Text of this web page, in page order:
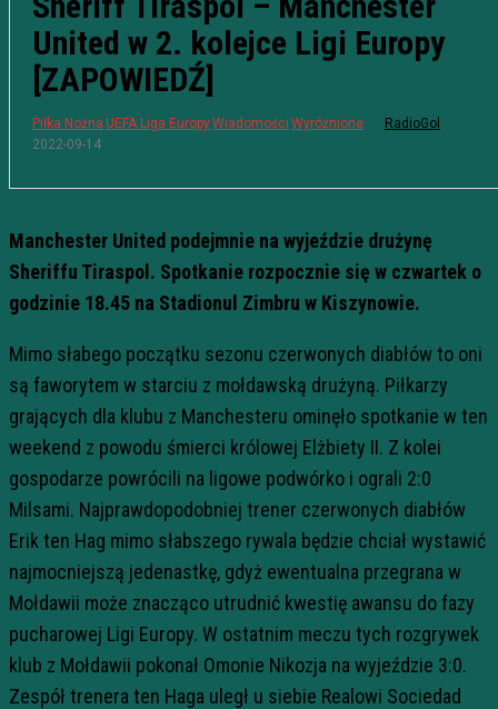
United w 2. kolejce Ligi Europy
[ZAPOWIEDŹ]
Piłka Nożna UEFA Liga EuropyWiadomości Wyróżnione
RadioGol
2022-09-14
Manchester United podejmnie na wyjeździe drużynę
Sheriffu Tiraspol. Spotkanie rozpocznie się w czwartek o
godzinie 18.45 na Stadionul Zimbru w Kiszynowie.
Mimo słabego początku sezonu czerwonych diabłów to oni
są faworytem w starciu z mołdawską drużyną. Piłkarzy
grających dla klubu z Manchesteru ominęło spotkanie w ten
weekend z powodu śmierci królowej Elżbiety II. Z kolei
gospodarze powrócili na ligowe podwórko i ograli 2:0
Milsami. Najprawdopodobniej trener czerwonych diabłów
Erik ten Hag mimo słabszego rywala będzie chciał wystawić
najmocniejszą jedenastkę, gdyż ewentualna przegrana w
Mołdawii może znacząco utrudnić kwestię awansu do fazy
pucharowej Ligi Europy. W ostatnim meczu tych rozgrywek
klub z Mołdawii pokonał Omonie Nikozja na wyjeździe 3:0.
Zespół trenera ten Haga uległ u siebie Realowi Sociedad